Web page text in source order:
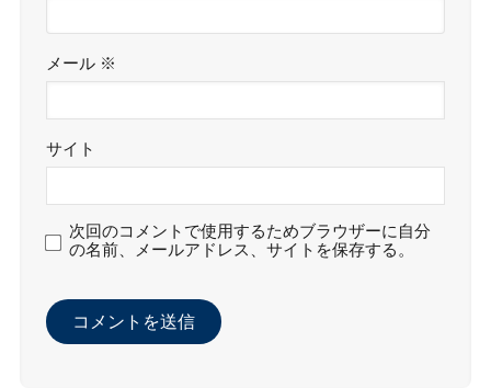
メール ※
サイト
次回のコメントで使用するためブラウザーに自分
の名前、メールアドレス、サイトを保存する。